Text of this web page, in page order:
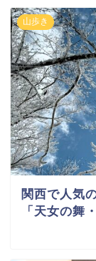
山歩き
関西で人気
「天女の舞